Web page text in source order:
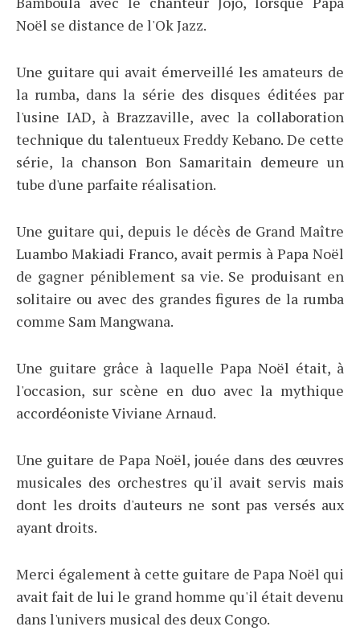
Noël se distance de l'Ok Jazz.
Une guitare qui avait émerveillé les amateurs de
la rumba, dans la série des disques éditées par
l'usine IAD, à Brazzaville, avec la collaboration
technique du talentueux Freddy Kebano. De cette
série, la chanson Bon Samaritain demeure un
tube d'une parfaite réalisation.
Une guitare qui, depuis le décès de Grand Maître
Luambo Makiadi Franco, avait permis à Papa Noël
de gagner péniblement sa vie. Se produisant en
solitaire ou avec des grandes figures de la rumba
comme Sam Mangwana.
Une guitare grâce à laquelle Papa Noël était, à
l'occasion, sur scène en duo avec la mythique
accordéoniste Viviane Arnaud.
Une guitare de Papa Noël, jouée dans des œuvres
musicales des orchestres qu'il avait servis mais
dont les droits d'auteurs ne sont pas versés aux
ayant droits.
Merci également à cette guitare de Papa Noël qui
avait fait de lui le grand homme qu'il était devenu
dans l'univers musical des deux Congo.